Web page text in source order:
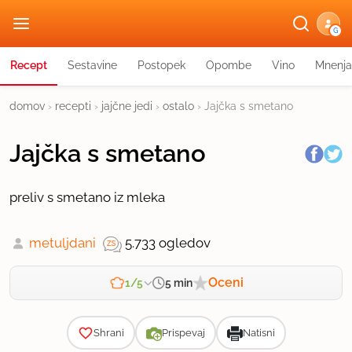
G
Recept Sestavine Postopek Opombe Vino Mnenja
domov › recepti › jajčne jedi › ostalo › Jajčka s smetano
Jajčka s smetano
preliv s smetano iz mleka
metuljdani 5.733 ogledov
1/5 5 min Oceni
Shrani Prispevaj Natisni